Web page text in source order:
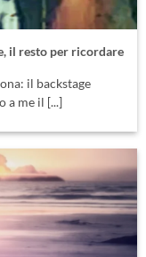
il resto per ricordare
il backstage
a me il [...]